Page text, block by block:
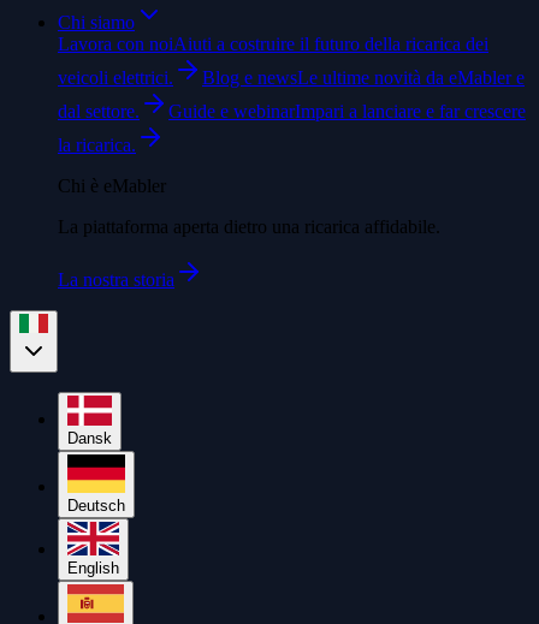
Chi siamo
Lavora con noiAiuti a costruire il futuro della ricarica dei
veicoli elettrici.
Blog e newsLe ultime novità da eMabler e
dal settore.
Guide e webinarImpari a lanciare e far crescere
la ricarica.
Chi è eMabler
La piattaforma aperta dietro una ricarica affidabile.
La nostra storia
Dansk
Deutsch
English